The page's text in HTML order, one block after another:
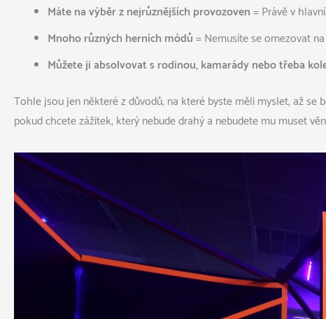
Máte na výběr z nejrůznějších provozoven= Právě v
Mnoho různých herních módů= Nemusíte se omezovat
Můžete ji absolvovat s rodinou, kamarády nebo třeba
Tohle jsou jen některé z důvodů, na které byste měli myslet, až
pokud chcetezážitek, který nebude drahý a nebudete mu muset